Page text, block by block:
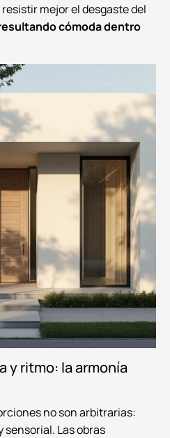
mejor el desgaste del
cómoda dentro
y ritmo: la armonía
no son arbitrarias:
Las obras